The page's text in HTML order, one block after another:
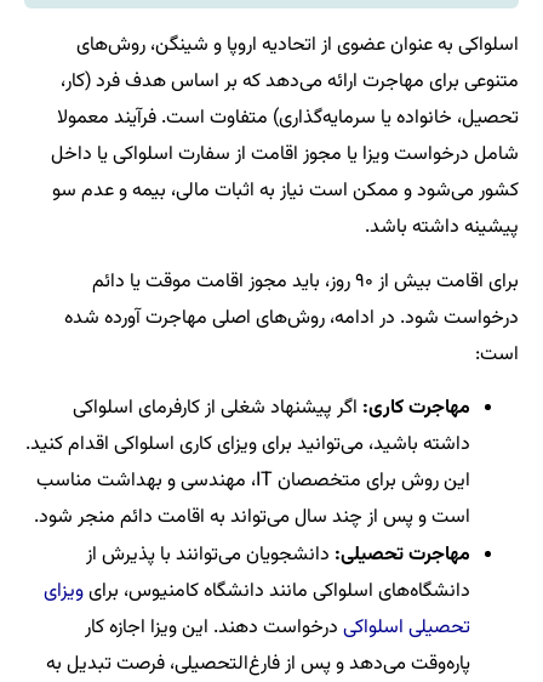
اسلواکی به عنوان عضوی از اتحادیه اروپا و شینگن، روش‌های
متنوعی برای مهاجرت ارائه می‌دهد که بر اساس هدف فرد (کار،
تحصیل، خانواده یا سرمایه‌گذاری) متفاوت است. فرآیند معمولا
شامل درخواست ویزا یا مجوز اقامت از سفارت اسلواکی یا داخل
کشور می‌شود و ممکن است نیاز به اثبات مالی، بیمه و عدم سو
پیشینه داشته باشد.
برای اقامت بیش از ۹۰ روز، باید مجوز اقامت موقت یا دائم
درخواست شود. در ادامه، روش‌های اصلی مهاجرت آورده شده
است:
مهاجرت کاری: اگر پیشنهاد شغلی از کارفرمای اسلواکی
داشته باشید، می‌توانید برای ویزای کاری اسلواکی اقدام کنید.
این روش برای متخصصان IT، مهندسی و بهداشت مناسب
است و پس از چند سال می‌تواند به اقامت دائم منجر شود.
مهاجرت تحصیلی: دانشجویان می‌توانند با پذیرش از
دانشگاه‌های اسلواکی مانند دانشگاه کامنیوس، برایویزای
تحصیلی اسلواکی درخواست دهند. این ویزا اجازه کار
پاره‌وقت می‌دهد و پس از فارغ‌التحصیلی، فرصت تبدیل به